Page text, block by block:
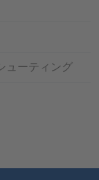
ューティング